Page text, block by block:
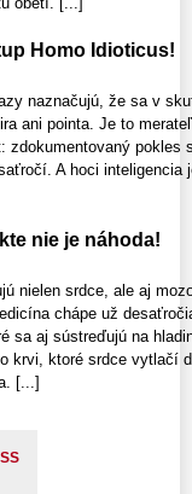
Homo Idioticus!
naznačujú, že sa v
ani pointa. Je to
zdokumentovaný pokles
A hoci inteligencia
nie je náhoda!
nielen srdce, ale aj
chápe už
sa aj sústreďujú na
krvi, ktoré srdce vytlačí
[...]